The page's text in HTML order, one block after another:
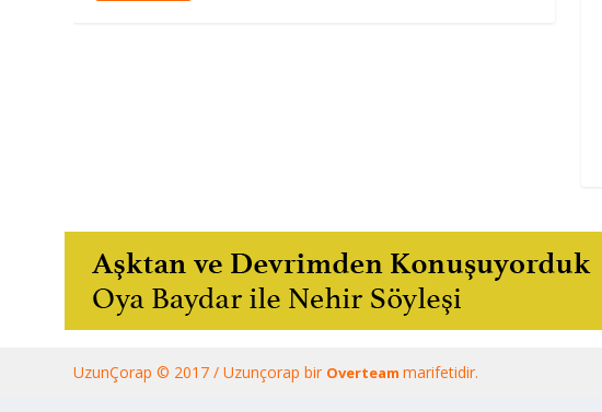
UzunÇorap © 2017 / Uzunçorap bir Overteammarifetidir.